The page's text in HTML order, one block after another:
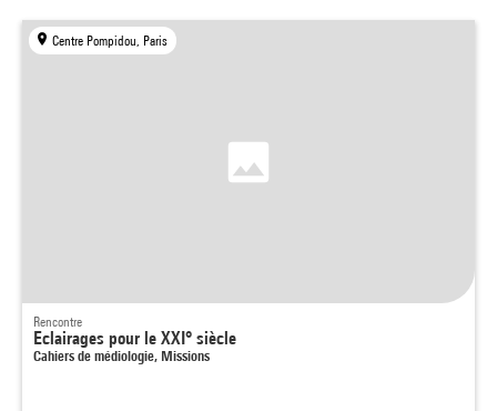
Centre Pompidou, Paris
Rencontre
Eclairages pour le XXI° siècle
Cahiers de médiologie, Missions